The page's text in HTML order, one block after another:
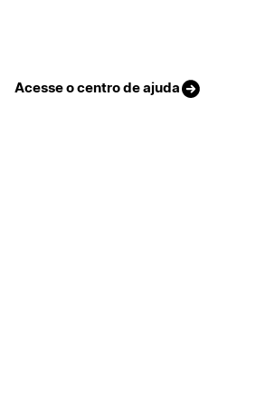
Acesse o centro de ajuda